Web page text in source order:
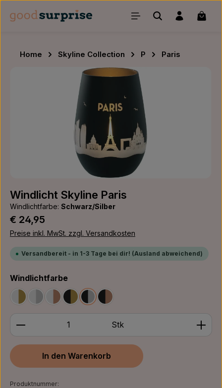
Zum Hauptinhalt springen
Home Skyline Collection P
Paris
Bildergalerie überspringen
Windlicht Skyline Paris
Windlichtfarbe: Schwarz/Silber
Regulärer Preis:
€ 24,95
Preise inkl. MwSt. zzgl. Versandkosten
Versandbereit - in 1-3 Tage bei dir! (Ausland abweichend)
Windlichtfarbeauswählen
Weiß/GoldWeiß/Silber
Weiß/Bronze
Schwarz/Gold
Schwarz/Silber
Schwarz/Bronze
Produkt Anzahl: Gib den gewünschten Wert ein
Stk
In den Warenkorb
Produktnummer: